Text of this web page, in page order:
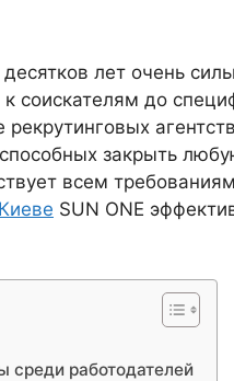
лет очень
к соискателям до
закрыть
всем требованиям
SUN ONE
среди работодателей